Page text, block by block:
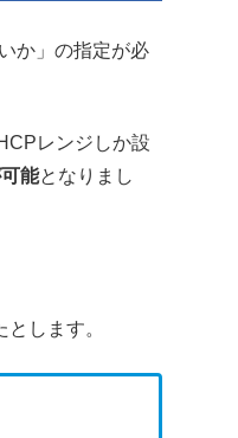
か」の指定が必
レンジしか設
能となりまし
します。